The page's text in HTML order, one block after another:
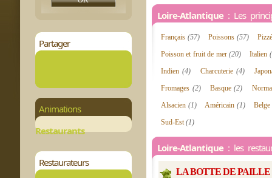
Partager
Animations
Restaurants
Restaurateurs
Loire-Atlantique : Les
Français (57) Poissons (57)
Poisson et fruit de mer(20) Italien
Indien(4) Charcuterie(4)
Fromages (2) Basque(2)
Alsacien (1) Américain (1)
Belge
Sud-Est(1)
Loire-Atlantique : les
LA BOTTE DE PAILLE